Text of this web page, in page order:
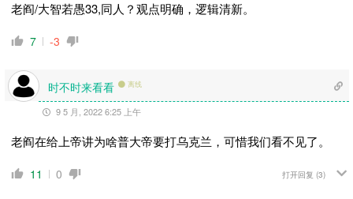
老阎/大智若愚33,同人？观点明确，逻辑清新。
7 -3
时不时来看看 离线
9 5 月, 2022 6:25 上午
老阎在给上帝讲为啥普大帝要打乌克兰，可惜我们看不见了。
11 0 打开回复 (3)